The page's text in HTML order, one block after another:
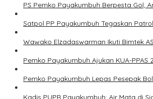
PS Pemko Payakumbuh Berpesta Gol,
Satpol PP Payakumbuh Tegaskan
Wawako Elzadaswarman Ikuti Bimtek
Pemko Payakumbuh Ajukan KUA-PPAS
Pemko Payakumbuh Lepas Pesepak
Kadis PUPR Payakumbuh: Air Mata di